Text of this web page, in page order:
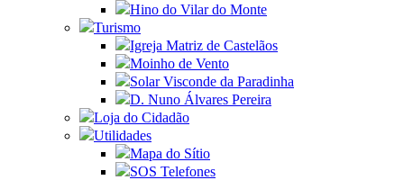
Hino do Vilar do Monte
Turismo
Igreja Matriz de Castelãos
Moinho de Vento
Solar Visconde da Paradinha
D. Nuno Álvares Pereira
Loja do Cidadão
Utilidades
Mapa do Sítio
SOS Telefones